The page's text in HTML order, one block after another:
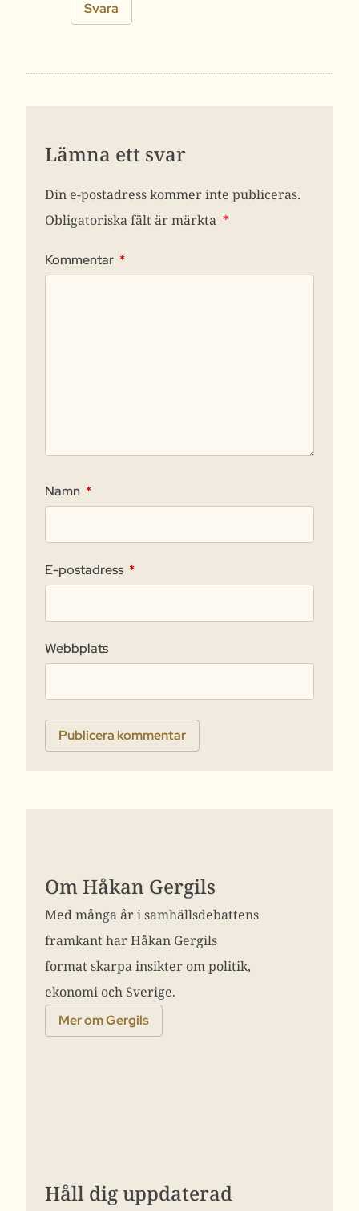
Svara
Lämna ett svar
Din e-postadress kommer inte publiceras.
Obligatoriska fält är märkta *
Kommentar *
Namn *
E-postadress *
Webbplats
Om Håkan Gergils
Med många år i samhällsdebattens
framkant har Håkan Gergils
format skarpa insikter om politik,
ekonomi och Sverige.
Mer om Gergils
Håll dig uppdaterad